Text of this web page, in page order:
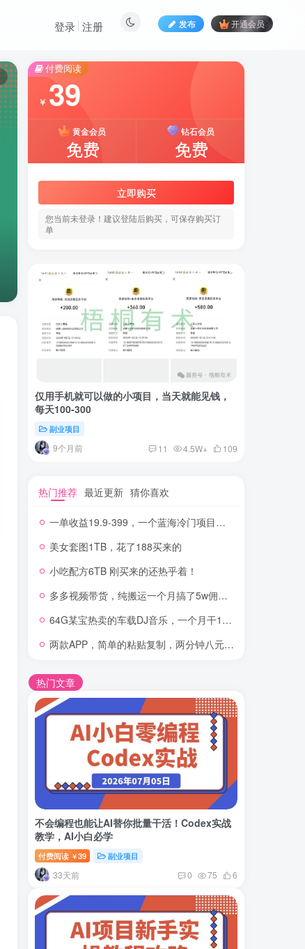
发布 开通会员
登录 注册
付费阅读
￥ 39
黄金会员
免费
钻石会员
免费
立即购买
您当前未登录！建议登陆后购买，可保存购买订
单
仅用手机就可以做的小项目，当天就能见钱，
每天100-300
副业项目
9个月前 11 4.5W+ 109
热门推荐 最近更新 猜你喜欢
一单收益19.9-399，一个蓝海冷门项目，在小红书上卖人事虚拟资料
美女套图1TB，花了188买来的
小吃配方6TB 刚买来的还热乎着！
多多视频带货，纯搬运一个月搞了5w佣金，小白也能操作
64G某宝热卖的车载DJ音乐，一个月干100W+利润
两款APP，简单的粘贴复制，两分钟八元钱，无限做，执行就有收入
热门文章
不会编程也能让AI替你批量干活！Codex实战
教学，AI小白必学
付费阅读 ￥39 副业项目
33天前 0 75 6